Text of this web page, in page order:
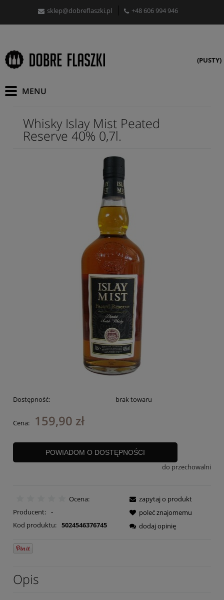
sklep@dobreflaszki.pl +48 606 994 946
(PUSTY)
Whisky Islay Mist Peated
Reserve 40% 0,7l.
Dostępność: brak towaru
Cena: 159,90 zł
POWIADOM O DOSTĘPNOŚCI
do przechowalni
Ocena:
Producent: -
Kod produktu: 5024546376745
zapytaj o produkt
poleć znajomemu
dodaj opinię
Opis